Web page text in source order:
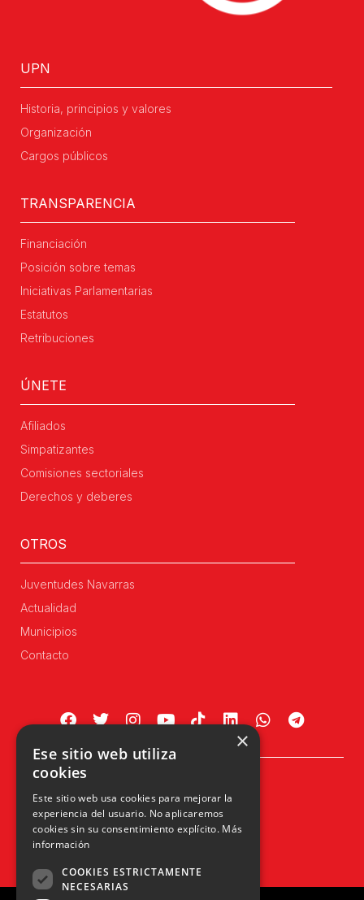
UPN
Historia, principios y valores
Organización
Cargos públicos
TRANSPARENCIA
Financiación
Posición sobre temas
Iniciativas Parlamentarias
Estatutos
Retribuciones
ÚNETE
Afiliados
Simpatizantes
Comisiones sectoriales
Derechos y deberes
OTROS
Juventudes Navarras
Actualidad
Municipios
Contacto
31002 Pamplona, Navarra
info@upn.org · 948 223 402
×
Ese sitio web utiliza
cookies
Este sitio web usa cookies para mejorar la
experiencia del usuario. No aplicaremos
cookies sin su consentimiento explícito. Más
información
COOKIES ESTRICTAMENTE
NECESARIAS